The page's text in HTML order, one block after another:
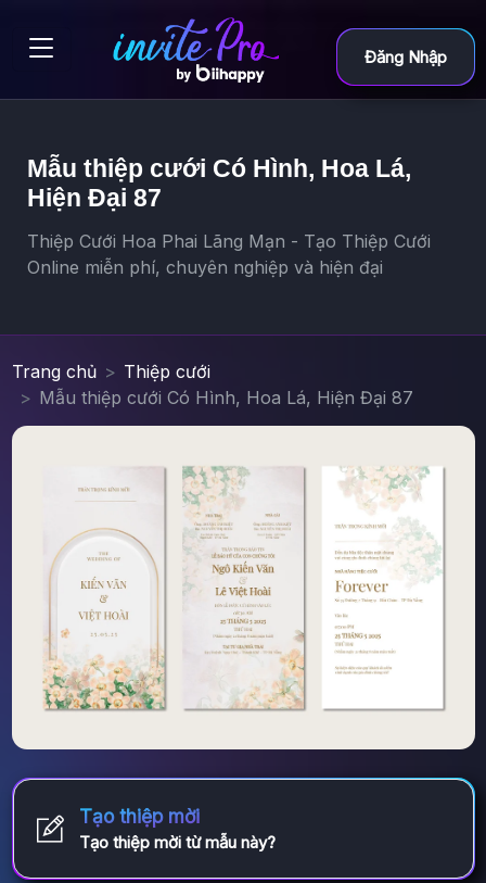
Đăng Nhập
Mẫu thiệp cưới Có Hình, Hoa Lá,
Hiện Đại 87
Thiệp Cưới Hoa Phai Lãng Mạn - Tạo Thiệp Cưới
Online miễn phí, chuyên nghiệp và hiện đại
Trang chủ
Thiệp cưới
Mẫu thiệp cưới Có Hình, Hoa Lá, Hiện Đại 87
Tạo thiệp mời
Tạo thiệp mời từ mẫu này?